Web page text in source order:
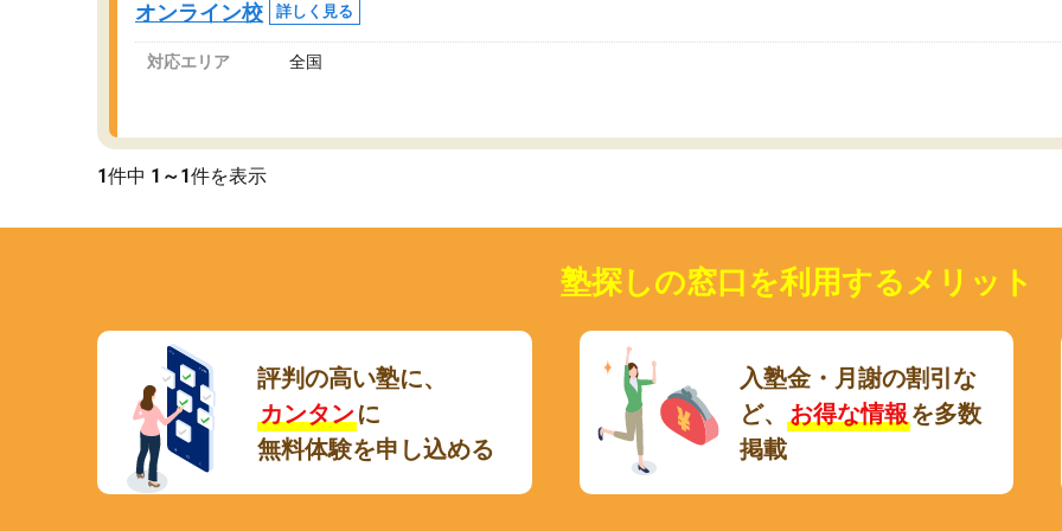
講師変更の申し出があり、あまりに短期での変
更だった為、塾に通う事にして退会しました。
遅れも取り戻せ、授業内容や講師の方は良かっ
オンライン校 詳しく見る
対応エリア 全国
1件中 1～1件を表示
塾探しの窓口を利用するメリット
評判の高い塾に、
カンタン に
無料体験を申し込める
入塾金・月謝の割引な
ど、
お得な情報 を多数
掲載